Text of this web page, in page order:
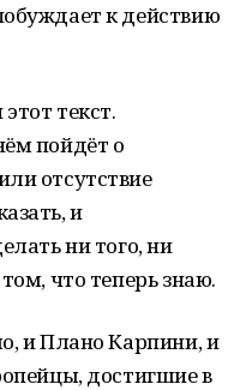
к действию
текст.
пойдёт о
отсутствие
и
ни того, ни
что теперь знаю.
и Плано Карпини, и
достигшие в